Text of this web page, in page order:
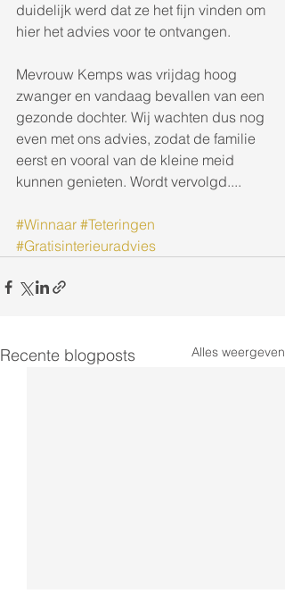
duidelijk werd dat ze het fijn vinden om
hier het advies voor te ontvangen.
Mevrouw Kemps was vrijdag hoog
zwanger en vandaag bevallen van een
gezonde dochter. Wij wachten dus nog
even met ons advies, zodat de familie
eerst en vooral van de kleine meid
kunnen genieten. Wordt vervolgd....
#Winnaar #Teteringen
#Gratisinterieuradvies
Recente blogposts Alles weergeven